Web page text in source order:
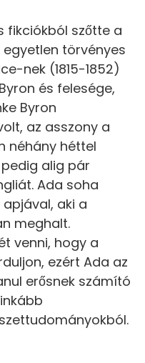
fikciókból szőtte a
egyetlen törvényes
nek (1815-1852)
és felesége,
Byron
az asszony a
néhány héttel
alig pár
Ada soha
aki a
meghalt.
venni, hogy a
ezért Ada az
erősnek számító